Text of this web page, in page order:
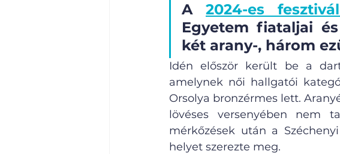
A 2024-es
Egyetem fiataljai
két arany-, három
Idén először került be a
amelynek női hallgatói
Orsolya bronzérmes lett.
lövéses versenyében nem
mérkőzések után a
helyet szerezte meg.